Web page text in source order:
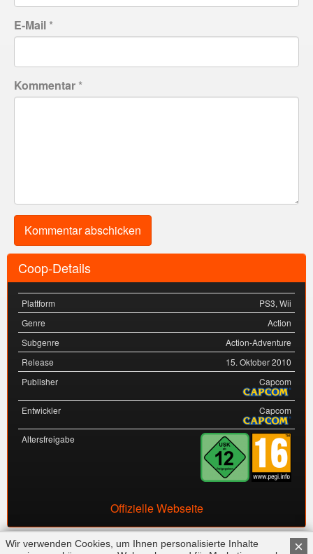
E-Mail *
Kommentar *
Coop-Details
Plattform PS3, Wii
Genre
Action
Subgenre
Action-Adventure
Release
15. Oktober 2010
Publisher
Capcom
Entwickler Capcom
Altersfreigabe
Offizielle Webseite
×
Wir verwenden Cookies, um Ihnen personalisierte Inhalte